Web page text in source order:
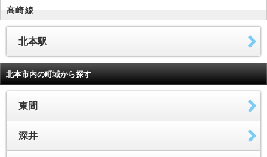
高崎線
北本駅
北本市内の町域から探す
東間
深井